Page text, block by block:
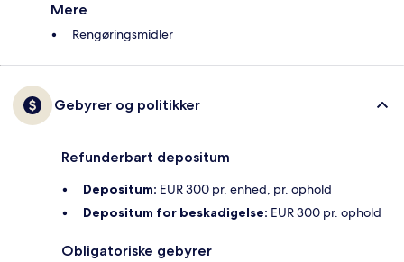
Mere
Rengøringsmidler
Gebyrer og politikker
Refunderbart depositum
Depositum: EUR 300 pr. enhed, pr. ophold
Depositum for beskadigelse: EUR 300 pr. ophold
Obligatoriske gebyrer